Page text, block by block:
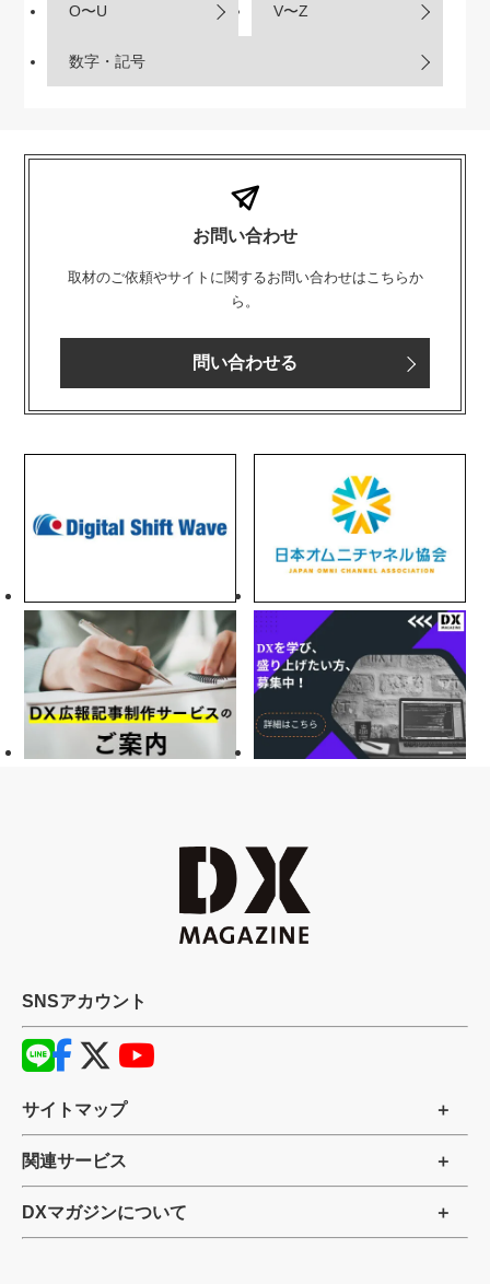
O〜U V〜Z
数字・記号
お問い合わせ
取材のご依頼やサイトに関するお問い合わせはこちらか
ら。
問い合わせる
SNSアカウント
サイトマップ
関連サービス
DXマガジンについて